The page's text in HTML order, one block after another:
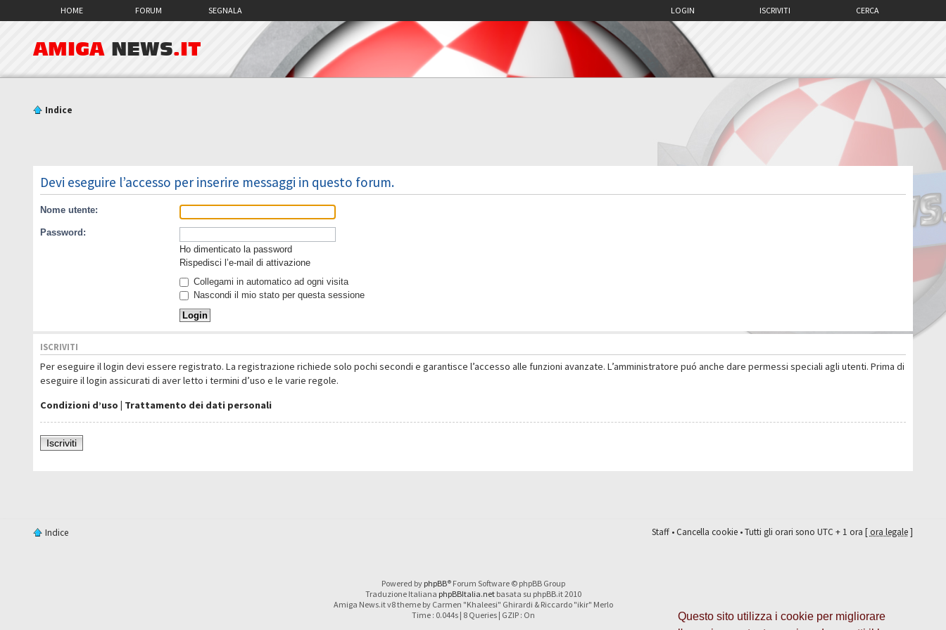
Questo sito utilizza i cookie per migliorare
HOME FORUM SEGNALA CERCA
ISCRIVITI
LOGIN
AMIGA NEWS.IT
Indice
Devi eseguire l’accesso per inserire messaggi in questo forum.
Nome utente:
Password:
Ho dimenticato la password
Rispedisci l’e-mail di attivazione
Collegami in automatico ad ogni visita
Nascondi il mio stato per questa sessione
ISCRIVITI
Per eseguire il login devi essere registrato. La registrazione richiede solo pochi secondi e garantisce l’accesso alle funzioni avanzate. L’amministratore puó anche dare permessi speciali agli utenti. Prima di
eseguire il login assicurati di aver letto i termini d’uso e le varie regole.
Condizioni d’uso | Trattamento dei dati personali
Iscriviti
Indice Staff•Cancella cookie• Tutti gli orari sono UTC + 1 ora [ora legale]
Powered by phpBB® Forum Software © phpBB Group
Traduzione Italiana phpBBItalia.netbasata su phpBB.it 2010
Amiga News.it v8 theme by Carmen "Khaleesi" Ghirardi & Riccardo "ikir" Merlo
Time : 0.044s | 8 Queries | GZIP : On